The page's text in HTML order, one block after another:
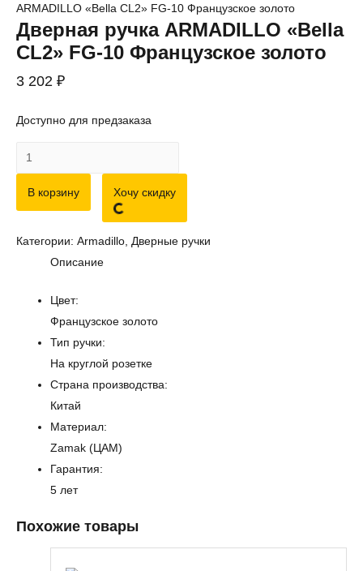
ARMADILLO «Bella CL2» FG-10 Французское золото
Дверная ручка ARMADILLO «Bella
CL2» FG-10 Французское золото
3 202 ₽
Доступно для предзаказа
Количество
товара
Дверная
ручка
ARMADILLO
Французское
В корзину Хочу скидку
Категории: Armadillo Дверные ручки
Описание
Цвет:
Французское золото
Тип ручки:
На круглой розетке
Страна производства:
Китай
Материал:
Zamak (ЦАМ)
Гарантия:
5 лет
Похожие товары